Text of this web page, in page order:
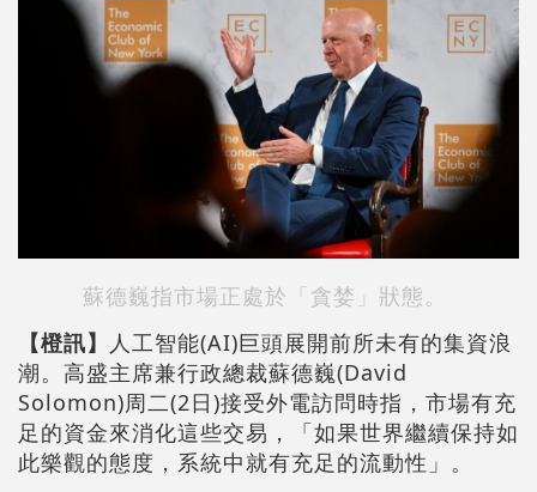
蘇德巍指市場正處於「貪婪」狀態。
【橙訊】
人工智能(AI)巨頭展開前所未有的集資浪
潮。高盛主席兼行政總裁蘇德巍(David
Solomon)周二(2日)接受外電訪問時指，市場有充
足的資金來消化這些交易，「如果世界繼續保持如
此樂觀的態度，系統中就有充足的流動性」。